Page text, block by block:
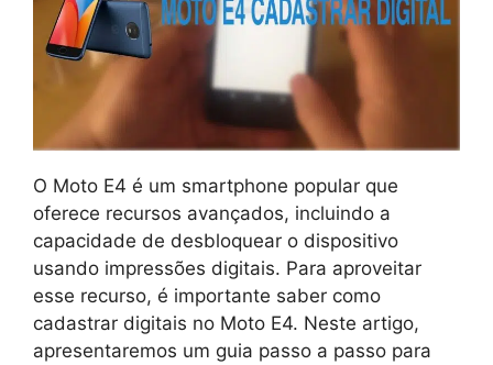
O Moto E4 é um smartphone popular que
oferece recursos avançados, incluindo a
capacidade de desbloquear o dispositivo
usando impressões digitais. Para aproveitar
esse recurso, é importante saber como
cadastrar digitais no Moto E4. Neste artigo,
apresentaremos um guia passo a passo para